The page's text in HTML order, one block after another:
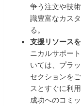
争う注文や技
識豊富なカス
る。
支援リソースを
ニカルサポー
いては、プラ
セクションを
スとすぐに利
成功へのコミ